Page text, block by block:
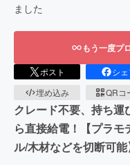
ました
もう一度プ
ポスト シ
埋め込み
QRコ
クレード不要、持ち
ら直接給電！【プラモ
ル/木材などを切断可能